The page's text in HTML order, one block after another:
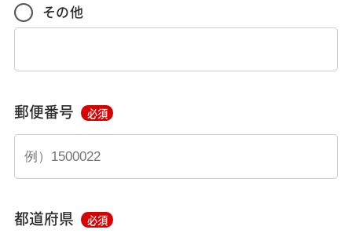
その他
郵便番号 必須
都道府県 必須